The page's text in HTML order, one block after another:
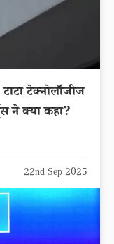
टेक्नोलॉजीज
ने क्या कहा?
22nd Sep 2025